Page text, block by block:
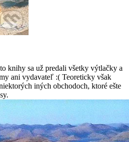
knihy sa už predali všetky výtlačky a
ani vydavateľ :( Teoreticky však
iných obchodoch, ktoré ešte